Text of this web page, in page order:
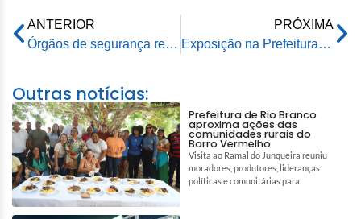
ANTERIOR
Órgãos de segurança realizam reunião de alinhamento para simulado de incêndio no Via Verde Shopping
PRÓXIMA
Exposição na Prefeitura de Rio Branco resgata memórias da agricultura familiar
Outras notícias:
Prefeitura de Rio Branco
aproxima ações das
comunidades rurais do
Barro Vermelho
Visita ao Ramal do Junqueira reuniu
moradores, produtores, lideranças
políticas e comunitárias para